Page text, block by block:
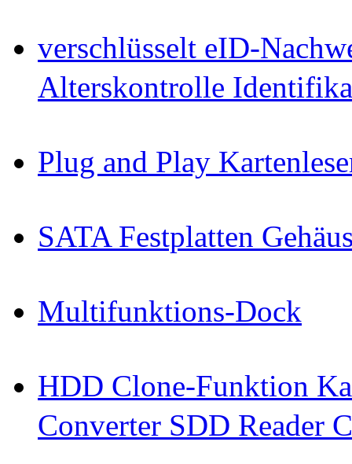
verschlüsselt eID-
Alterskontrolle
Plug and Play
SATA Festplatten
Multifunktions-Dock
HDD Clone-Funktion
Converter SDD Reader